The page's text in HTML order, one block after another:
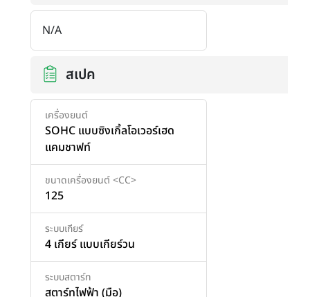
N/A
สเปค
เครื่องยนต์
SOHC แบบซิงเกิ้ลโอเวอร์เฮด
แคมชาฟท์
ขนาดเครื่องยนต์ <CC>
125
ระบบเกียร์
4 เกียร์ แบบเกียร์วน
ระบบสตาร์ท
สตาร์ทไฟฟ้า (มือ)